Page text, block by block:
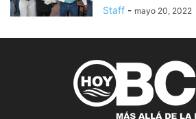
Staff - mayo 20, 2022